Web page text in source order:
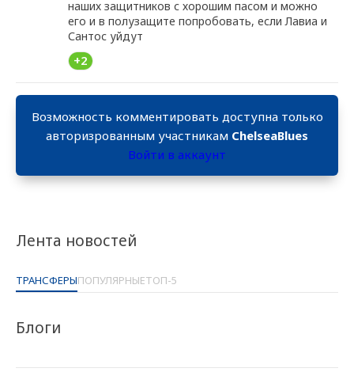
Лента новостей
ТРАНСФЕРЫПОПУЛЯРНЫЕТОП-5
Блоги
наших защитников с хорошим пасом и можно
его и в полузащите попробовать, если Лавиа и
Сантос уйдут
+2
Возможность комментировать доступна только
авторизрованным участникам ChelseaBlues
Войти в аккаунт